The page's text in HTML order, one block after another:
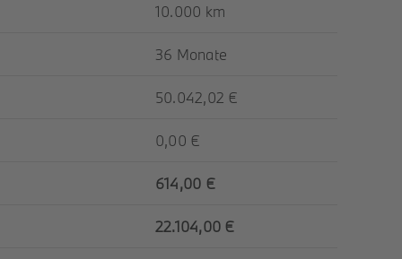
10.000 km
36 Monate
50.042,02 €
0,00 €
614,00 €
22.104,00 €